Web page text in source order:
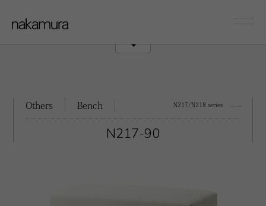
Couch/Onearm
Others Bench N217/N218 series
N217-90